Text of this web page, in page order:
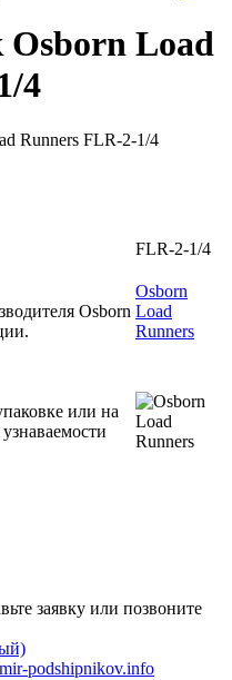
Load
4
FLR-2-1/4
Osborn
Osborn
Load
Runners
или на
заявку или позвоните
podshipnikov.info